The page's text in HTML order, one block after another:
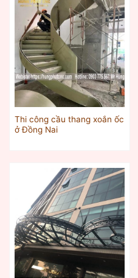
Thi công cầu thang xoắn ốc
ở Đồng Nai